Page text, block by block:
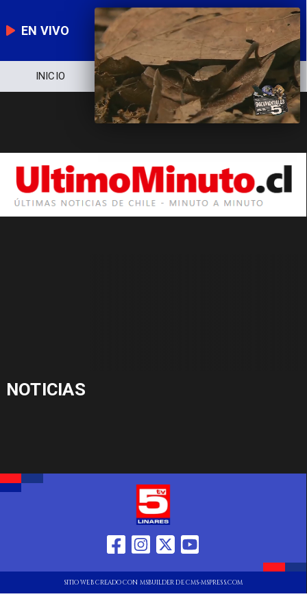
EN VIVO
INICIO NOTICIERO POLÍTICA
NOTICIAS
SITIO WEB CREADO CON MSBUILDER DE CMS-MSPRESS.COM